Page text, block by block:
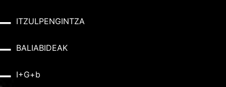
ITZULPENGINTZA
BALIABIDEAK
I+G+b